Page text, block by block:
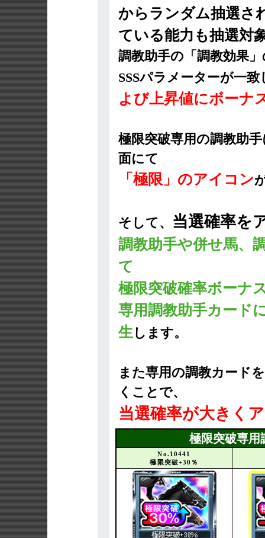
からランダム抽選さ
ている能力も抽選対
調教助手の「調教効果
SSSパラメーターが一
よび上昇値にボーナ
極限突破専用の調教助
面にて
「極限」のアイコン
そして、 当選確率を
調教助手や併せ馬、
て
極限突破確率ボーナ
専用調教助手カード
生します。
また専用の調教カード
くことで、
当選確率が大きく
極限突破専用
No.10441
極限突破+30％